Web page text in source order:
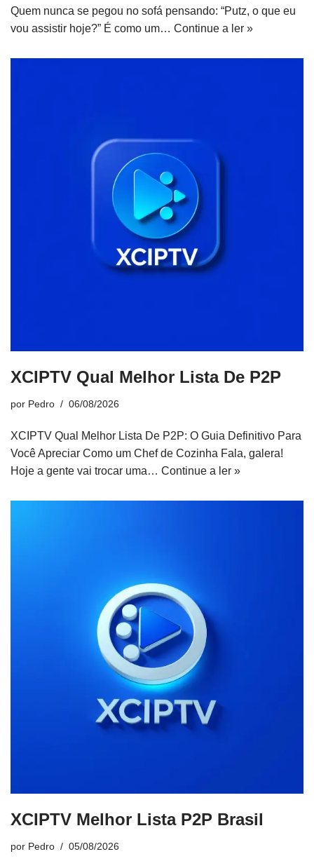
Quem nunca se pegou no sofá pensando: “Putz, o que eu
vou assistir hoje?” É como um… Continue a ler »
XCIPTV Qual Melhor Lista De P2P
por Pedro 06/08/2026
XCIPTV Qual Melhor Lista De P2P: O Guia Definitivo Para
Você Apreciar Como um Chef de Cozinha Fala, galera!
Hoje a gente vai trocar uma… Continue a ler »
XCIPTV Melhor Lista P2P Brasil
por Pedro 05/08/2026